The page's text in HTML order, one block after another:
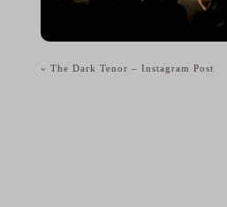
« The Dark Tenor – Instagram Post